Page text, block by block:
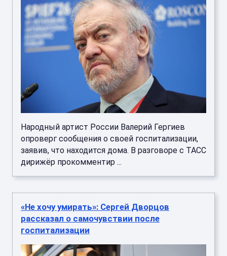
Народный артист России Валерий Гергиев
опроверг сообщения о своей госпитализации,
заявив, что находится дома. В разговоре с ТАСС
дирижёр прокомментир ...
«Не хочу умирать»: Сергей Дворцов
рассказал о самочувствии после
госпитализации